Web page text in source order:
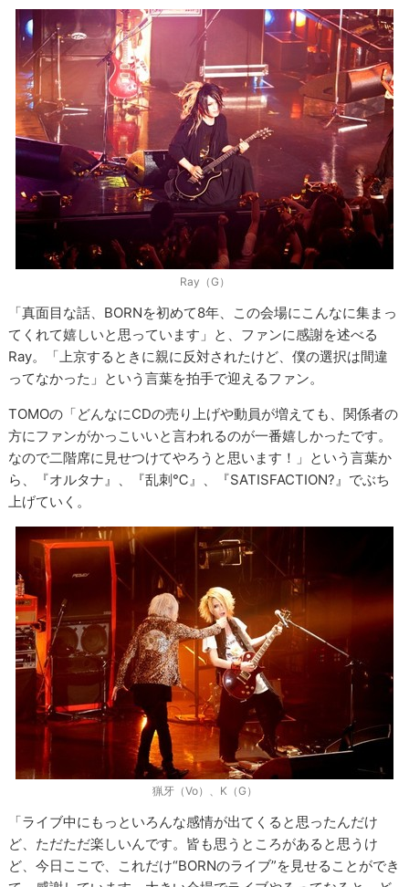
Ray（G）
「真面目な話、BORNを初めて8年、この会場にこんなに集まっ
てくれて嬉しいと思っています」と、ファンに感謝を述べる
Ray。「上京するときに親に反対されたけど、僕の選択は間違
ってなかった」という言葉を拍手で迎えるファン。
TOMOの「どんなにCDの売り上げや動員が増えても、関係者の
方にファンがかっこいいと言われるのが一番嬉しかったです。
なので二階席に見せつけてやろうと思います！」という言葉か
ら、『オルタナ』、『乱刺℃』、『SATISFACTION?』でぶち
上げていく。
猟牙（Vo）、K（G）
「ライブ中にもっといろんな感情が出てくると思ったんだけ
ど、ただただ楽しいんです。皆も思うところがあると思うけ
ど、今日ここで、これだけ“BORNのライブ”を見せることができ